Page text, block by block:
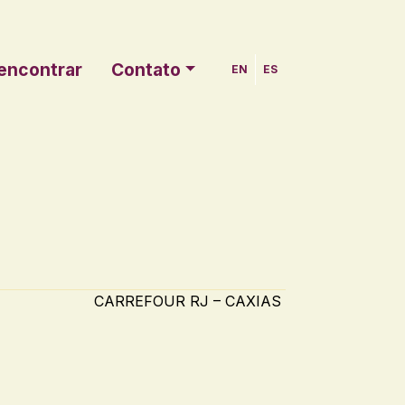
Contato EN ES
CARREFOUR RJ – CAXIAS